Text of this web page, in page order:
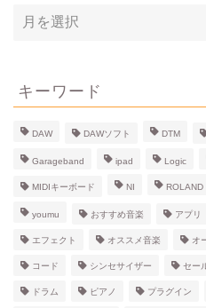
ア
ー
ブ
キーワード
DAW DAWソフト DTM
Garageband ipad Logic
MIDIキーボード NI ROLAND
youmu おすすめ音楽 アプリ
エフェクト オススメ音楽 オ
コード シンセサイザー セー
ドラム ピアノ プラグイン